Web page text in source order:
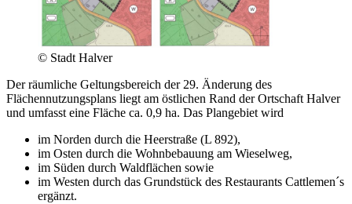
© Stadt Halver
Der räumliche Geltungsbereich der 29. Änderung des
Flächennutzungsplans liegt am östlichen Rand der Ortschaft Halver
und umfasst eine Fläche ca. 0,9 ha. Das Plangebiet wird
im Norden durch die Heerstraße (L 892),
im Osten durch die Wohnbebauung am Wieselweg,
im Süden durch Waldflächen sowie
im Westen durch das Grundstück des Restaurants Cattlemen´s
ergänzt.